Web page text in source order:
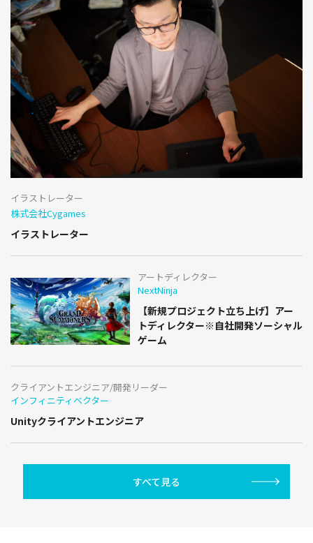
イラストレーター
株式会社Cygames
イラストレーター
アートディレクター
NextNinja
【新規プロジェクト立ち上げ】アー
トディレクター※自社開発ソーシャル
ゲーム
クライアントエンジニア/開発リーダー
インフィニティベクター
Unityクライアントエンジニア
すべて見る